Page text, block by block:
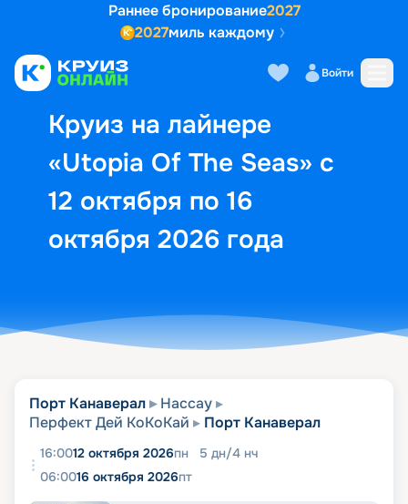
Раннее бронирование2027
2027миль каждому
Войти
Круиз на лайнере
«Utopia Of The Seas» с
12 октября по 16
октября 2026 года
Выбор кают Маршрут и
Порт Канаверал
Нассау
Перфект Дей КоКоКай
Порт Канаверал
16:0012 октября 2026пн 5 дн/4 нч
06:0016 октября 2026пт